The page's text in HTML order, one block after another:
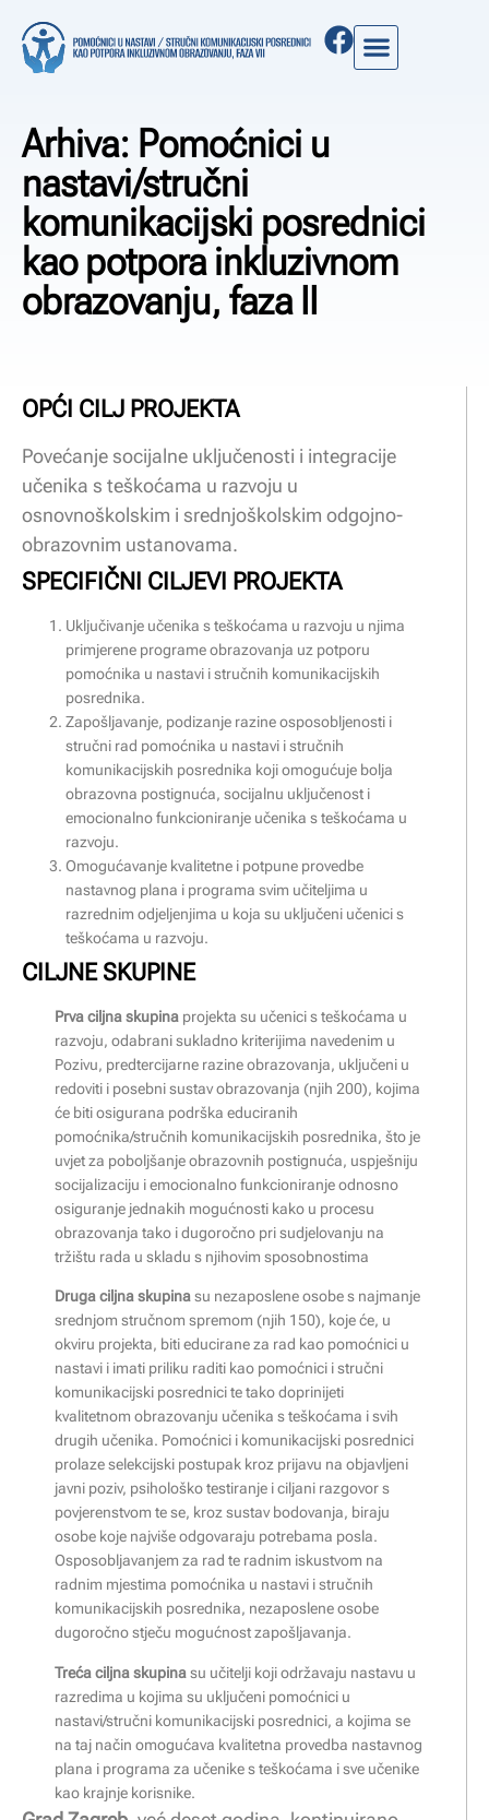
Arhiva: Pomoćnici u
nastavi/stručni
komunikacijski posrednici
kao potpora inkluzivnom
obrazovanju, faza II
OPĆI CILJ PROJEKTA
Povećanje socijalne uključenosti i integracije
učenika s teškoćama u razvoju u
osnovnoškolskim i srednjoškolskim odgojno-
obrazovnim ustanovama.
SPECIFIČNI CILJEVI PROJEKTA
Uključivanje učenika s teškoćama u razvoju u njima
primjerene programe obrazovanja uz potporu
pomoćnika u nastavi i stručnih komunikacijskih
posrednika.
Zapošljavanje, podizanje razine osposobljenosti i
stručni rad pomoćnika u nastavi i stručnih
komunikacijskih posrednika koji omogućuje bolja
obrazovna postignuća, socijalnu uključenost i
emocionalno funkcioniranje učenika s teškoćama u
razvoju.
Omogućavanje kvalitetne i potpune provedbe
nastavnog plana i programa svim učiteljima u
razrednim odjeljenjima u koja su uključeni učenici s
teškoćama u razvoju.
CILJNE SKUPINE
Prva ciljna skupina projekta su učenici s teškoćama u
razvoju, odabrani sukladno kriterijima navedenim u
Pozivu, predtercijarne razine obrazovanja, uključeni u
redoviti i posebni sustav obrazovanja (njih 200), kojima
će biti osigurana podrška educiranih
pomoćnika/stručnih komunikacijskih posrednika, što je
uvjet za poboljšanje obrazovnih postignuća, uspješniju
socijalizaciju i emocionalno funkcioniranje odnosno
osiguranje jednakih mogućnosti kako u procesu
obrazovanja tako i dugoročno pri sudjelovanju na
tržištu rada u skladu s njihovim sposobnostima
Druga ciljna skupinasu nezaposlene osobe s najmanje
srednjom stručnom spremom (njih 150), koje će, u
okviru projekta, biti educirane za rad kao pomoćnici u
nastavi i imati priliku raditi kao pomoćnici i stručni
komunikacijski posrednici te tako doprinijeti
kvalitetnom obrazovanju učenika s teškoćama i svih
drugih učenika. Pomoćnici i komunikacijski posrednici
prolaze selekcijski postupak kroz prijavu na objavljeni
javni poziv, psihološko testiranje i ciljani razgovor s
povjerenstvom te se, kroz sustav bodovanja, biraju
osobe koje najviše odgovaraju potrebama posla.
Osposobljavanjem za rad te radnim iskustvom na
radnim mjestima pomoćnika u nastavi i stručnih
komunikacijskih posrednika, nezaposlene osobe
dugoročno stječu mogućnost zapošljavanja.
Treća ciljna skupinasu učitelji koji održavaju nastavu u
razredima u kojima su uključeni pomoćnici u
nastavi/stručni komunikacijski posrednici, a kojima se
na taj način omogućava kvalitetna provedba nastavnog
plana i programa za učenike s teškoćama i sve učenike
kao krajnje korisnike.